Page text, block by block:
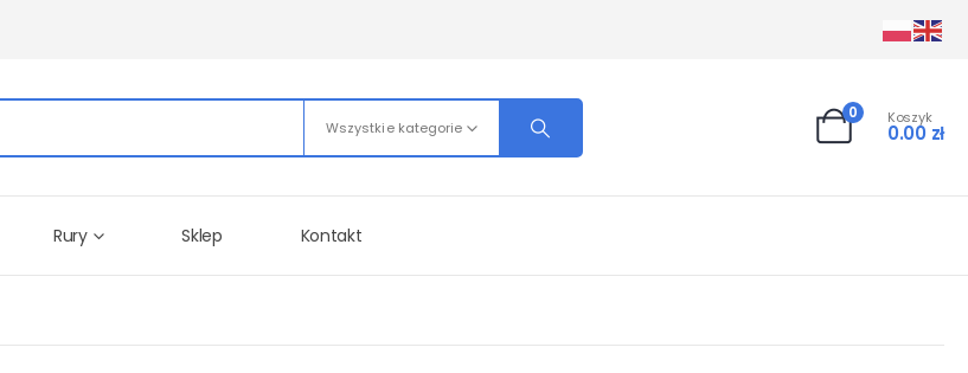
Wszystkie kategorie
0 Koszyk
0.00 zł
Rury Sklep Kontakt